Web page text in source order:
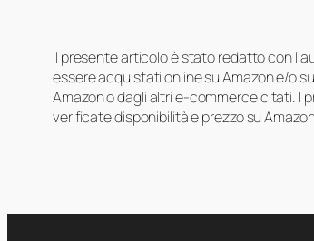
Il presente articolo è stato redatto con
essere acquistati online su Amazon e/o
Amazon o dagli altri e-commerce citati. I
verificate disponibilità e prezzo su